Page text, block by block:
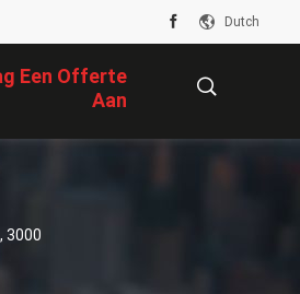
Dutch
Een Offerte
Aan
3000